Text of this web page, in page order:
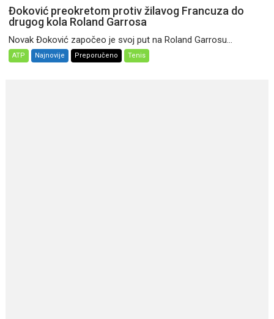
Đoković preokretom protiv žilavog Francuza do
drugog kola Roland Garrosa
Novak Đoković započeo je svoj put na Roland Garrosu...
ATP Najnovije Preporučeno Tenis